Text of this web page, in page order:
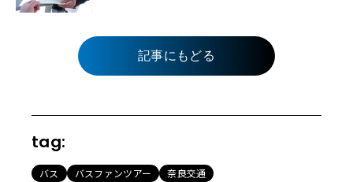
記事にもどる
tag:
バス バスファンツアー 奈良交通